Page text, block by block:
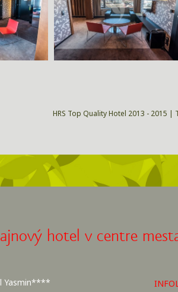
HRS Top Quality Hotel 2013 - 2015
hotel v centre
Yasmin****